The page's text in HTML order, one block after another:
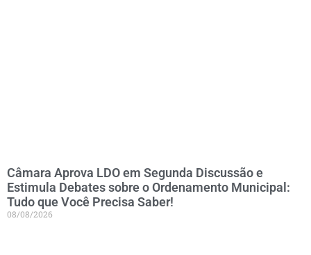
Câmara Aprova LDO em Segunda Discussão e
Estimula Debates sobre o Ordenamento Municipal:
Tudo que Você Precisa Saber!
08/08/2026